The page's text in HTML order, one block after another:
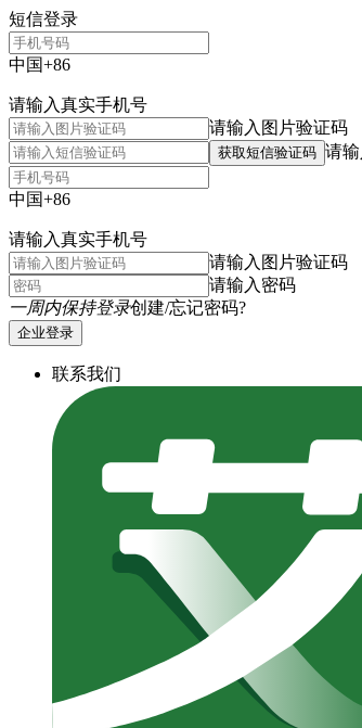
短信登录
中国+86
请输入真实手机号
请输入图片验证码
获取短信验证码 请
中国+86
请输入真实手机号
请输入图片验证码
请输入密码
一周内保持登录创建/忘记密码?
企业登录
联系我们